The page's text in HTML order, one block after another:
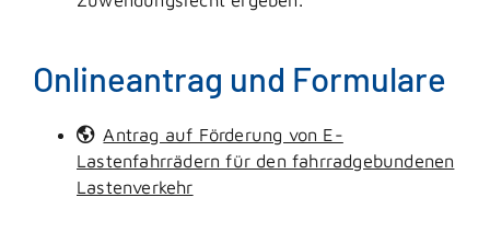
Onlineantrag und Formulare
Antrag auf Förderung von E-
Lastenfahrrädern für den fahrradgebundenen
Lastenverkehr